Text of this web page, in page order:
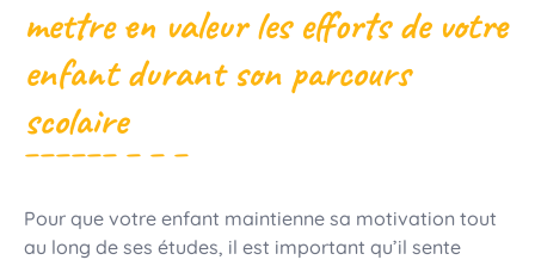
mettre en valeur les efforts de votre
enfant durant son parcours
scolaire
Pour que votre enfant maintienne sa motivation tout
au long de ses études, il est important qu’il sente